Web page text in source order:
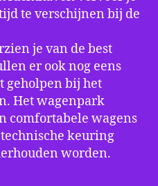
te verschijnen bij de
je van de best
er ook nog eens
geholpen bij het
Het wagenpark
comfortabele wagens
keuring
worden.